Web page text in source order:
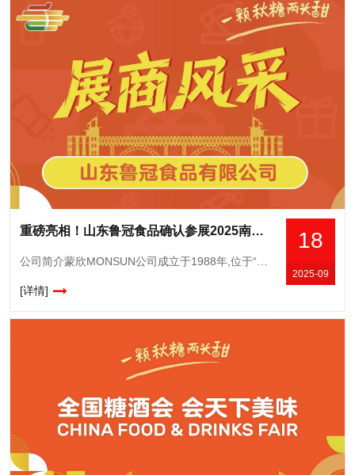
18
2025-09
重磅亮相！山东鲁冠食品确认参展2025南京秋糖，展示传统工艺与现代科技融合成果
[详情]